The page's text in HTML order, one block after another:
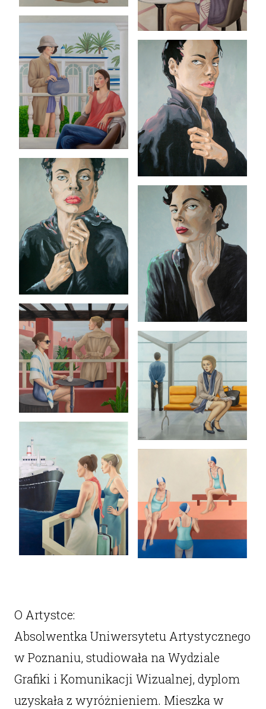
O Artystce:
Absolwentka Uniwersytetu Artystycznego
w Poznaniu, studiowała na Wydziale
Grafiki i Komunikacji Wizualnej, dyplom
uzyskała z wyróżnieniem. Mieszka w